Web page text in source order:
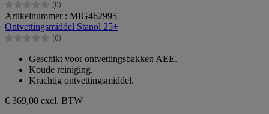
(0)
0.0
van
de
5
Artikelnummer : MIG462995
Ontvettingsmiddel Stanol 25+
(0)
0.0
sterren.
Geschikt voor ontvettingsbakken AEE.
Koude reiniging.
Krachtig ontvettingsmiddel.
€ 369,00 excl. BTW